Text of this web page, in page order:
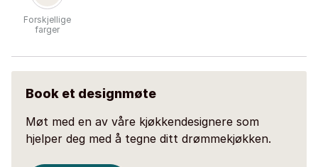
Forskjellige
farger
Book et designmøte
Møt med en av våre kjøkkendesignere som
hjelper deg med å tegne ditt drømmekjøkken.